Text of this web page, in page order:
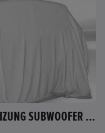
HONDA CR-Z GT HYBRID PDC SITZHEIZUNG SUBWOOFER BLUETOOTH